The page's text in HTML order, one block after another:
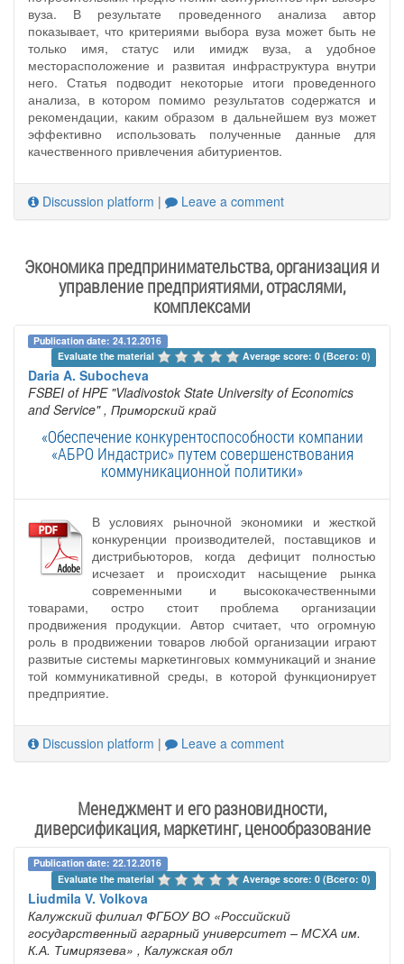
вуза. В результате проведенного анализа автор
показывает, что критериями выбора вуза может быть не
только имя, статус или имидж вуза, а удобное
месторасположение и развитая инфраструктура внутри
него. Статья подводит некоторые итоги проведенного
анализа, в котором помимо результатов содержатся и
рекомендации, каким образом в дальнейшем вуз может
эффективно использовать полученные данные для
качественного привлечения абитуриентов.
Discussion platform | Leave a comment
Экономика предпринимательства, организация и
управление предприятиями, отраслями,
комплексами
Publication date: 24.12.2016
Evaluate the material
Average score: 0 (Всего: 0)
Daria A. Subocheva
FSBEI of HPE "Vladivostok State University of Economics
and Service" , Приморский край
«Обеспечение конкурентоспособности компании
«АБРО Индастрис» путем совершенствования
коммуникационной политики»
В условиях рыночной экономики и жесткой
конкуренции производителей, поставщиков и
дистрибьюторов, когда дефицит полностью
исчезает и происходит насыщение рынка
современными и высококачественными
товарами, остро стоит проблема организации
продвижения продукции. Автор считает, что огромную
роль в продвижении товаров любой организации играют
развитые системы маркетинговых коммуникаций и знание
той коммуникативной среды, в которой функционирует
предприятие.
Discussion platform | Leave a comment
Менеджмент и его разновидности,
диверсификация, маркетинг, ценообразование
Publication date: 22.12.2016
Evaluate the material
Average score: 0 (Всего: 0)
Liudmila V. Volkova
Калужский филиал ФГБОУ ВО «Российский
государственный аграрный университет – МСХА им.
К.А. Тимирязева» , Калужская обл